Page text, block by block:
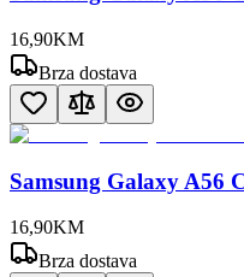
16,90KM
Brza dostava
Samsung Galaxy A56
16,90KM
Brza dostava